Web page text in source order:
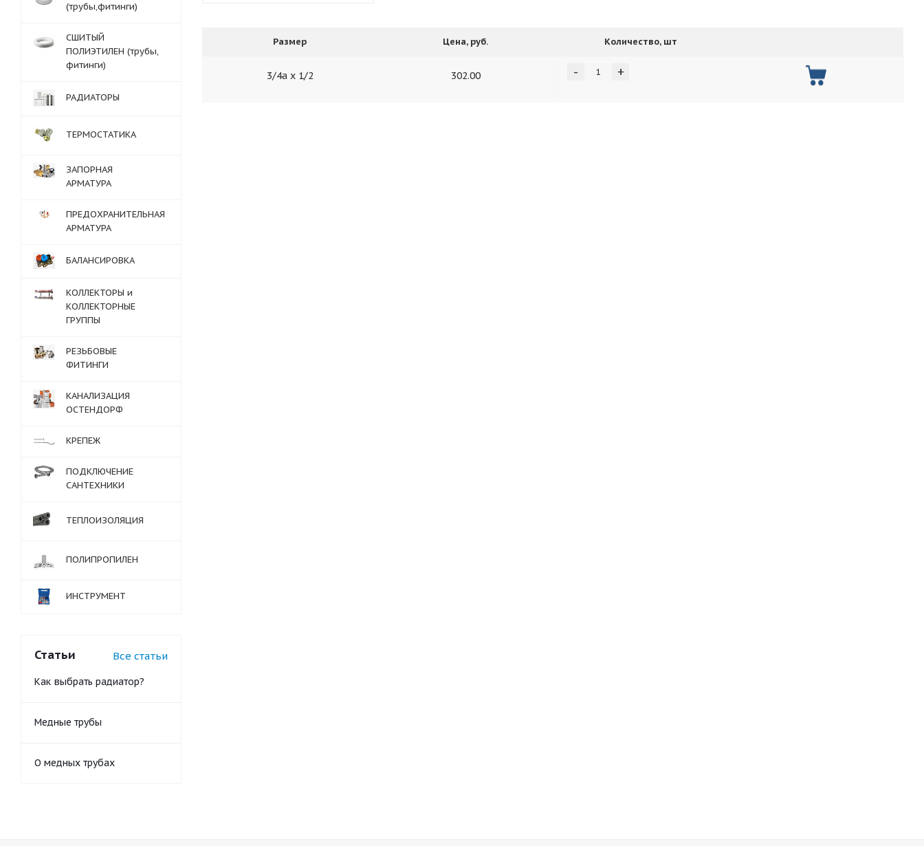
Размер Цена, руб. Количество, шт
3/4а х 1/2 302.00 - +
(трубы,фитинги)
СШИТЫЙ
ПОЛИЭТИЛЕН (трубы,
фитинги)
РАДИАТОРЫ
ТЕРМОСТАТИКА
ЗАПОРНАЯ
АРМАТУРА
ПРЕДОХРАНИТЕЛЬНАЯ
АРМАТУРА
БАЛАНСИРОВКА
КОЛЛЕКТОРЫ и
КОЛЛЕКТОРНЫЕ
ГРУППЫ
РЕЗЬБОВЫЕ
ФИТИНГИ
КАНАЛИЗАЦИЯ
ОСТЕНДОРФ
КРЕПЕЖ
ПОДКЛЮЧЕНИЕ
САНТЕХНИКИ
ТЕПЛОИЗОЛЯЦИЯ
ПОЛИПРОПИЛЕН
ИНСТРУМЕНТ
Статьи Все статьи
Как выбрать радиатор?
Медные трубы
О медных трубах